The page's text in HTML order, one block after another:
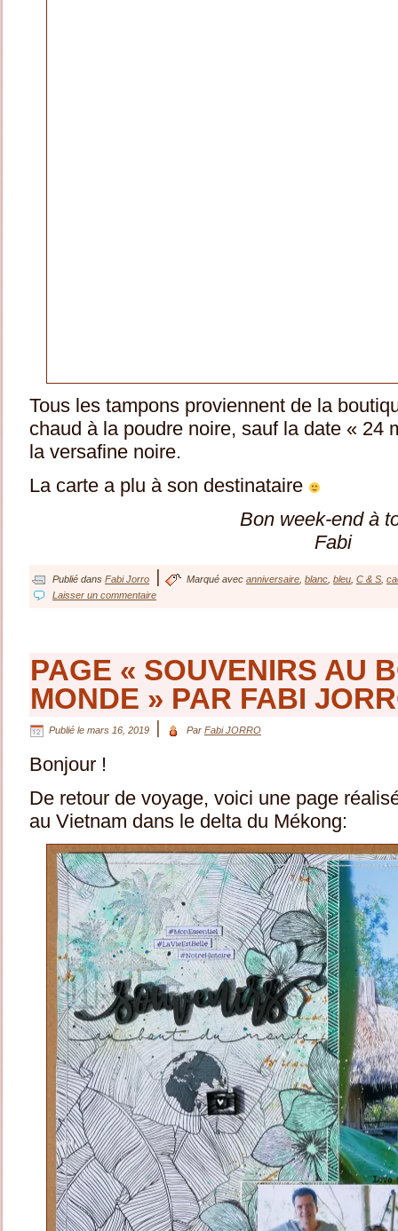
Tous les tampons proviennent de la
chaud à la poudre noire, sauf la date « 24
la versafine noire.
La carte a plu à son destinataire
Bon week-end à
Fabi
Publié dans Fabi Jorro Marqué avec anniversaire blanc bleu C & S
Laisser un commentaire
PAGE « SOUVENIRS AU
MONDE » PAR FABI
Publié le mars 16, 2019 Par Fabi JORRO
Bonjour !
De retour de voyage, voici une page
au Vietnam dans le delta du Mékong: